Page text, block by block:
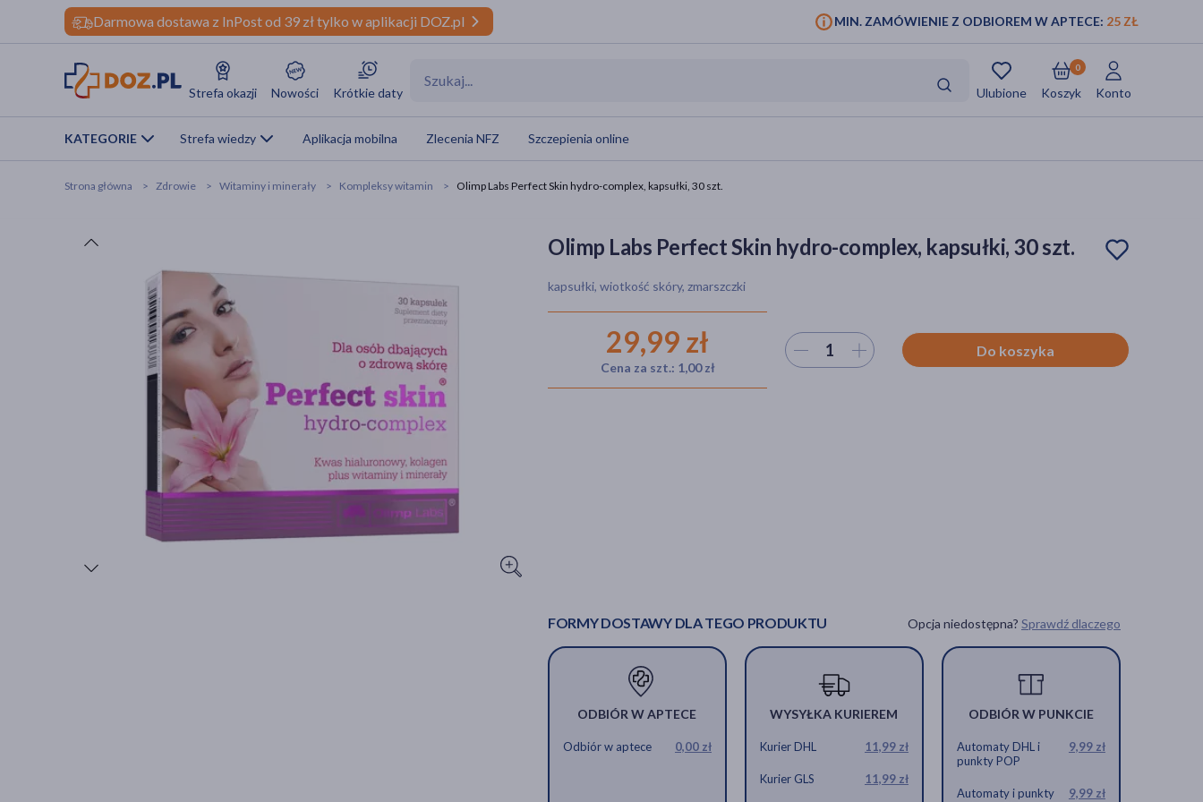
Darmowa dostawa z InPost od 39 zł tylko w aplikacji DOZ.pl MIN. ZAMÓWIENIE Z ODBIOREM W APTECE: 25 ZŁ
Strefa okazji Nowości Krótkie daty Ulubione Koszyk
0
Konto
KATEGORIE Strefa wiedzy Aplikacja mobilna Zlecenia NFZ Szczepienia online
Strona główna Zdrowie Witaminy i minerały Kompleksy witamin Olimp Labs Perfect Skin hydro-complex, kapsułki, 30 szt.
Olimp Labs Perfect Skin hydro-complex, kapsułki, 30 szt.
kapsułki, wiotkość skóry, zmarszczki
29,99 zł
Cena za szt.: 1,00 zł
Wybierz ilość Do koszyka
FORMY DOSTAWY DLA TEGO PRODUKTU Opcja niedostępna? Sprawdź dlaczego
ODBIÓR W APTECE
Odbiór w aptece 0,00 zł
WYSYŁKA KURIEREM
Kurier DHL 11,99 zł
Kurier GLS 11,99 zł
ODBIÓR W PUNKCIE
Automaty DHL i
punkty POP
9,99 zł
Automaty i punkty
9,99 zł